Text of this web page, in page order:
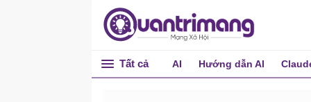
Tất cả AI Hướng dẫn AI